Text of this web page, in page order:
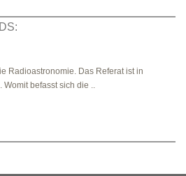
Radioastronomie. Das Referat ist in
befasst sich die ..